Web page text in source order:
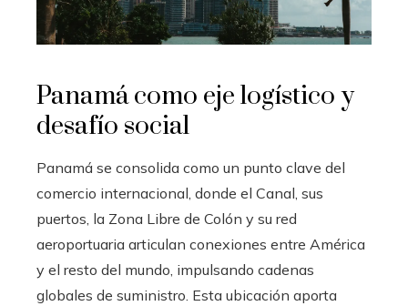
Panamá como eje logístico y
desafío social
Panamá se consolida como un punto clave del
comercio internacional, donde el Canal, sus
puertos, la Zona Libre de Colón y su red
aeroportuaria articulan conexiones entre América
y el resto del mundo, impulsando cadenas
globales de suministro. Esta ubicación aporta